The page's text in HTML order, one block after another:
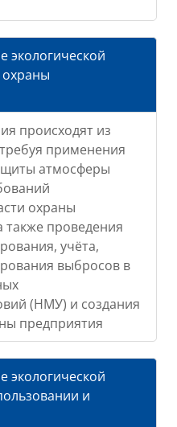
экологической
охраны
происходят из
применения
атмосферы
охраны
также проведения
учёта,
выбросов в
(НМУ) и создания
предприятия
экологической
и